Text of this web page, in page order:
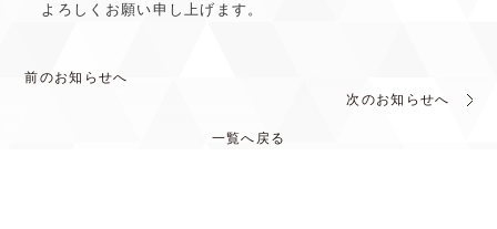
よろしくお願い申し上げます。
前のお知らせへ
次のお知らせへ
一覧へ戻る